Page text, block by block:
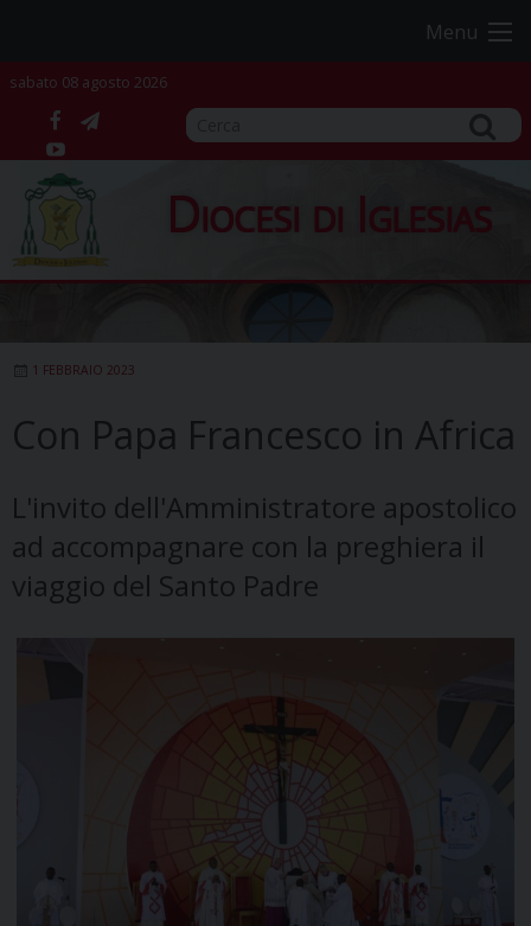
content
Menu
sabato 08 agosto 2026
facebook
telegram
YouTube
Diocesi di Iglesias
1 FEBBRAIO 2023
Con Papa Francesco in Africa
L'invito dell'Amministratore apostolico
ad accompagnare con la preghiera il
viaggio del Santo Padre